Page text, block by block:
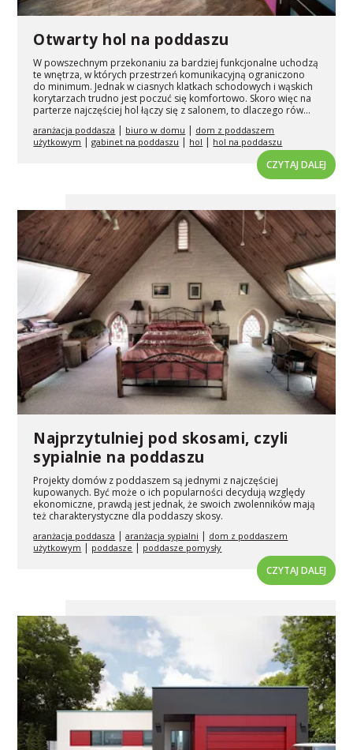
Otwarty hol na poddaszu
W powszechnym przekonaniu za bardziej funkcjonalne uchodzą
te wnętrza, w których przestrzeń komunikacyjną ograniczono
do minimum. Jednak w ciasnych klatkach schodowych i wąskich
korytarzach trudno jest poczuć się komfortowo. Skoro więc na
parterze najczęściej hol łączy się z salonem, to dlaczego rów...
aranżacja poddasza | biuro w domu | dom z poddaszem
użytkowym |gabinet na poddaszu | hol | hol na poddaszu
CZYTAJ DALEJ
Najprzytulniej pod skosami, czyli
sypialnie na poddaszu
Projekty domów z poddaszem są jednymi z najczęściej
kupowanych. Być może o ich popularności decydują względy
ekonomiczne, prawdą jest jednak, że swoich zwolenników mają
też charakterystyczne dla poddaszy skosy.
aranżacja poddasza |aranżacja sypialni | dom z poddaszem
użytkowym | poddasze | poddasze pomysły
CZYTAJ DALEJ